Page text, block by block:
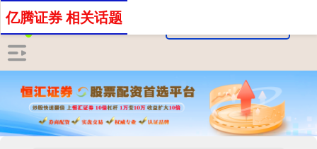
亿腾证券 相关话题